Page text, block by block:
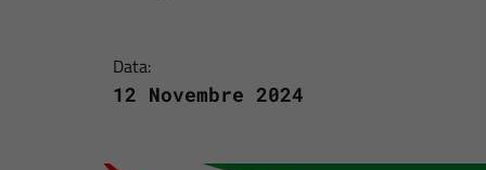
Data:
12 Novembre 2024